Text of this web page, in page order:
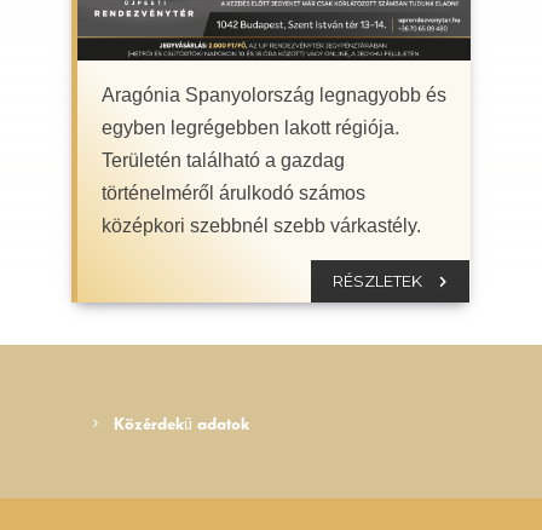
Aragónia Spanyolország legnagyobb és
egyben legrégebben lakott régiója.
Területén található a gazdag
történelméről árulkodó számos
középkori szebbnél szebb várkastély.
RÉSZLETEK
Közérdekű adatok